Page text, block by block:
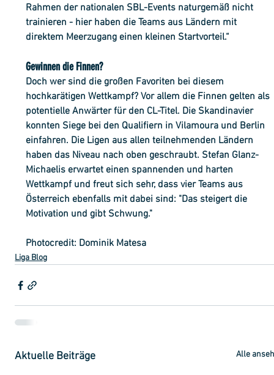
Rahmen der nationalen SBL-Events naturgemäß nicht
trainieren - hier haben die Teams aus Ländern mit
direktem Meerzugang einen kleinen Startvorteil.“
Gewinnen die Finnen?
Doch wer sind die großen Favoriten bei diesem
hochkarätigen Wettkampf? Vor allem die Finnen gelten als
potentielle Anwärter für den CL-Titel. Die Skandinavier
konnten Siege bei den Qualifiern in Vilamoura und Berlin
einfahren. Die Ligen aus allen teilnehmenden Ländern
haben das Niveau nach oben geschraubt. Stefan Glanz-
Michaelis erwartet einen spannenden und harten
Wettkampf und freut sich sehr, dass vier Teams aus
Österreich ebenfalls mit dabei sind: "Das steigert die
Motivation und gibt Schwung."
Photocredit: Dominik Matesa
Liga Blog
Aktuelle Beiträge Alle